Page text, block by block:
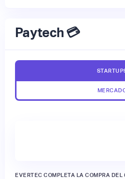
Paytech 💳
EVERTEC COMPLETA LA COMPRA